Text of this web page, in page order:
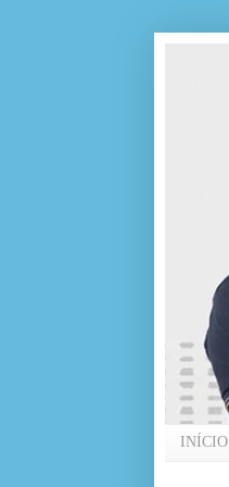
INÍCIO